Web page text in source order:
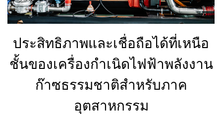
ประสิทธิภาพและเชื่อถือได้ที่เหนือ
ชั้นของเครื่องกำเนิดไฟฟ้าพลังงาน
ก๊าซธรรมชาติสำหรับภาค
อุตสาหกรรม